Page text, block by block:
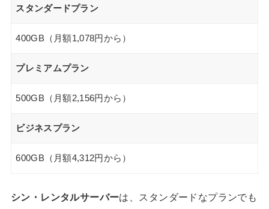
スタンダードプラン
400GB（月額1,078円から）
プレミアムプラン
500GB（月額2,156円から）
ビジネスプラン
600GB（月額4,312円から）
シン・レンタルサーバーは、スタンダードなプランでも